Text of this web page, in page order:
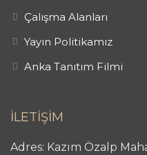
Çalışma Alanları
Yayın Politikamız
Anka Tanıtım Filmi
İLETİŞİM
Adres: Kazım Özalp